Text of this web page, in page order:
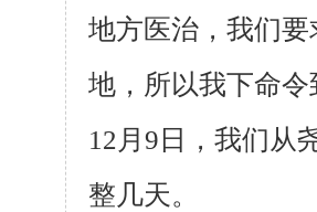
地方医治，我们
地，所以我下命
12月 9 日，我们从
整几天。